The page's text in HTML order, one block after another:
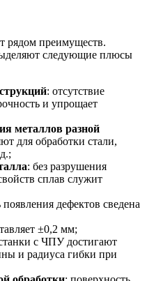
рядом преимуществ.
следующие плюсы
: отсутствие
и упрощает
металлов разной
для обработки стали,
: без разрушения
сплав служит
появления дефектов сведена
±0,2 мм;
с ЧПУ достигают
и радиуса гибки при